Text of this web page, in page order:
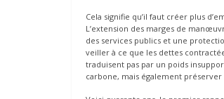
Cela signifie qu’il faut créer plus
L’extension des marges de
des services publics et une
veiller à ce que les dettes
traduisent pas par un poids
carbone, mais également